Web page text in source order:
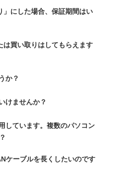
にした場合、保証期間はい
買い取りはしてもらえます
か？
けませんか？
しています。複数のパソコン
ケーブルを長くしたいのです